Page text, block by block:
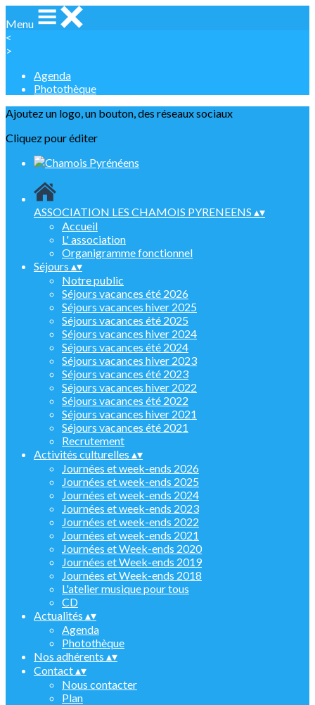
Menu
<
>
Agenda
Photothèque
Ajoutez un logo, un bouton, des réseaux sociaux
Cliquez pour éditer
ASSOCIATION LES CHAMOIS PYRENEENS ▴▾
Accueil
L' association
Organigramme fonctionnel
Séjours ▴▾
Notre public
Séjours vacances été 2026
Séjours vacances hiver 2025
Séjours vacances été 2025
Séjours vacances hiver 2024
Séjours vacances été 2024
Séjours vacances hiver 2023
Séjours vacances été 2023
Séjours vacances hiver 2022
Séjours vacances été 2022
Séjours vacances hiver 2021
Séjours vacances été 2021
Recrutement
Activités culturelles ▴▾
Journées et week-ends 2026
Journées et week-ends 2025
Journées et week-ends 2024
Journées et week-ends 2023
Journées et week-ends 2022
Journées et week-ends 2021
Journées et Week-ends 2020
Journées et Week-ends 2019
Journées et Week-ends 2018
L'atelier musique pour tous
CD
Actualités ▴▾
Agenda
Photothèque
Nos adhérents ▴▾
Contact▴▾
Nous contacter
Plan